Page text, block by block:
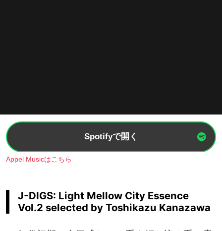
Spotifyで開く
Appel Musicはこちら
J-DIGS: Light Mellow City Essence
Vol.2 selected by Toshikazu Kanazawa